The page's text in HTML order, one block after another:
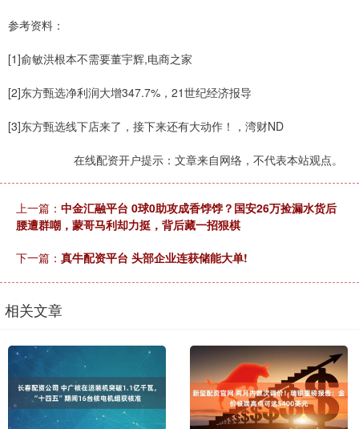
参考资料：
[1]俞敏洪根本不需要董宇辉,电商之家
[2]东方甄选净利润大增347.7%，21世纪经济报导
[3]东方甄选线下店来了，接下来还有大动作！，湾财ND
在线配资开户提示：文章来自网络，不代表本站观点。
上一篇： 中金汇融平台 0球0助攻成香饽饽？国安26万捡漏水货后
腰遭群嘲，蒙哥马利却力挺，背后藏一招狠棋
下一篇： 真牛配资平台 头部企业连获储能大单!
相关文章